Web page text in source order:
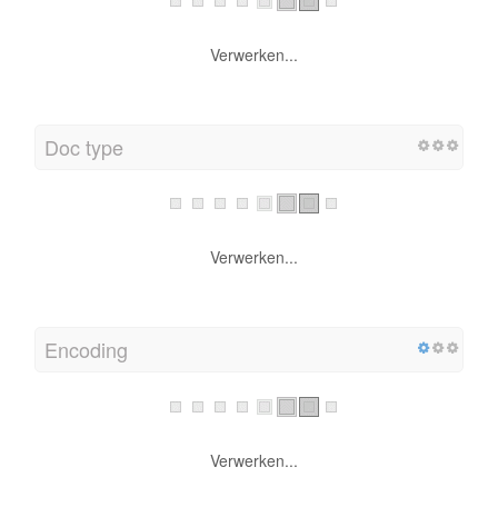
Verwerken...
Doc type
Verwerken...
Encoding
Verwerken...